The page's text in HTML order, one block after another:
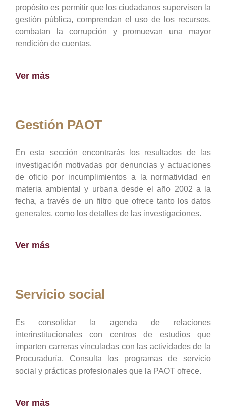
propósito es permitir que los ciudadanos supervisen la
gestión pública, comprendan el uso de los recursos,
combatan la corrupción y promuevan una mayor
rendición de cuentas.
Ver más
Gestión PAOT
En esta sección encontrarás los resultados de las
investigación motivadas por denuncias y actuaciones
de oficio por incumplimientos a la normatividad en
materia ambiental y urbana desde el año 2002 a la
fecha, a través de un filtro que ofrece tanto los datos
generales, como los detalles de las investigaciones.
Ver más
Servicio social
Es consolidar la agenda de relaciones
interinstitucionales con centros de estudios que
imparten carreras vinculadas con las actividades de la
Procuraduría, Consulta los programas de servicio
social y prácticas profesionales que la PAOT ofrece.
Ver más